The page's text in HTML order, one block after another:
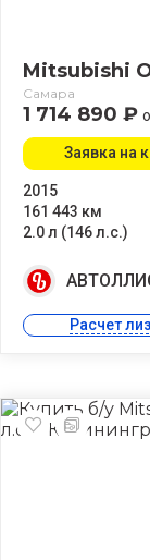
Mitsubishi
Самара
1 714 890 ₽
2015
161 443 км
2.0 л (146 л.с.)
Заявка на
Расчет